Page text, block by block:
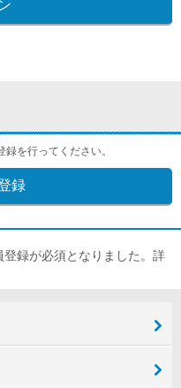
を行ってください。
録が必須となりました。詳